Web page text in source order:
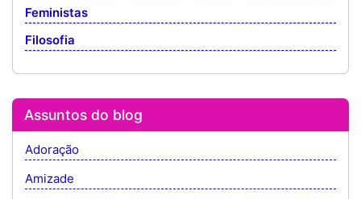
Feministas
Filosofia
Assuntos do blog
Adoração
Amizade